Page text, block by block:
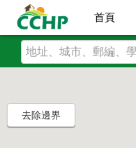
首頁
去除邊界